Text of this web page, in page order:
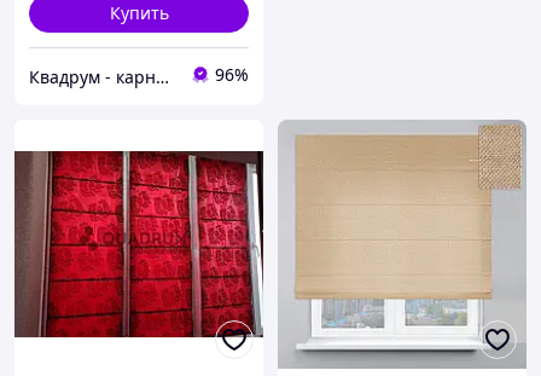
Купить
Квадрум - карнизи 96%